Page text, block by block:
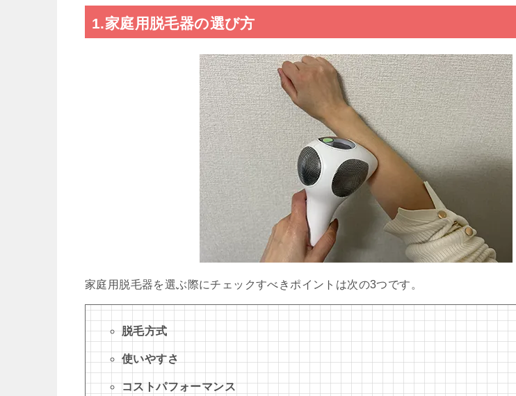
1.家庭用脱毛器の選び方
家庭用脱毛器を選ぶ際にチェックすべきポイントは次の3つです。
脱毛方式
使いやすさ
コストパフォーマンス